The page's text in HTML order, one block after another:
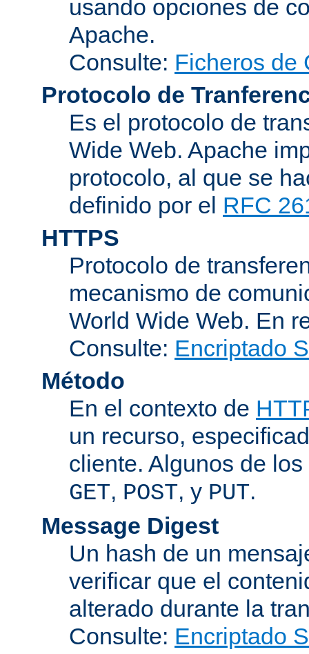
usando opciones de
Apache.
Consulte: Ficheros de
Protocolo de
Es el protocolo de
Wide Web. Apache
protocolo, al que se
definido por el RFC
HTTPS
Protocolo de
mecanismo de
World Wide Web. En
Consulte: Encriptado
Método
En el contexto de
un recurso,
cliente. Algunos de
GET, POST, y PUT.
Message Digest
Un hash de un
verificar que el
alterado durante la
Consulte: Encriptado